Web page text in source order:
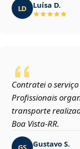
LD Luísa D.
Contratei o
Profissionais
transporte
Boa Vista‑RR.
GS Gustavo S.